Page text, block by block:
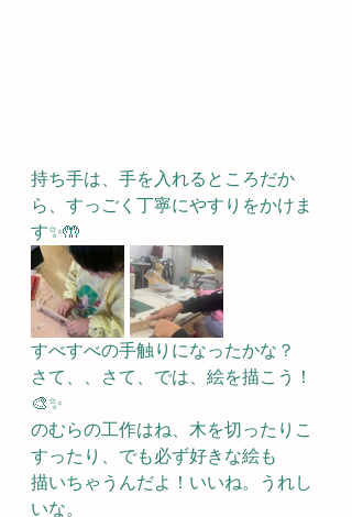
持ち手は、手を入れるところだか
ら、すっごく丁寧にやすりをかけま
す✨🤲
すべすべの手触りになったかな？
さて、、さて、では、絵を描こう！
🎨✨
のむらの工作はね、木を切ったりこ
すったり、でも必ず好きな絵も
描いちゃうんだよ！いいね。うれし
いな。